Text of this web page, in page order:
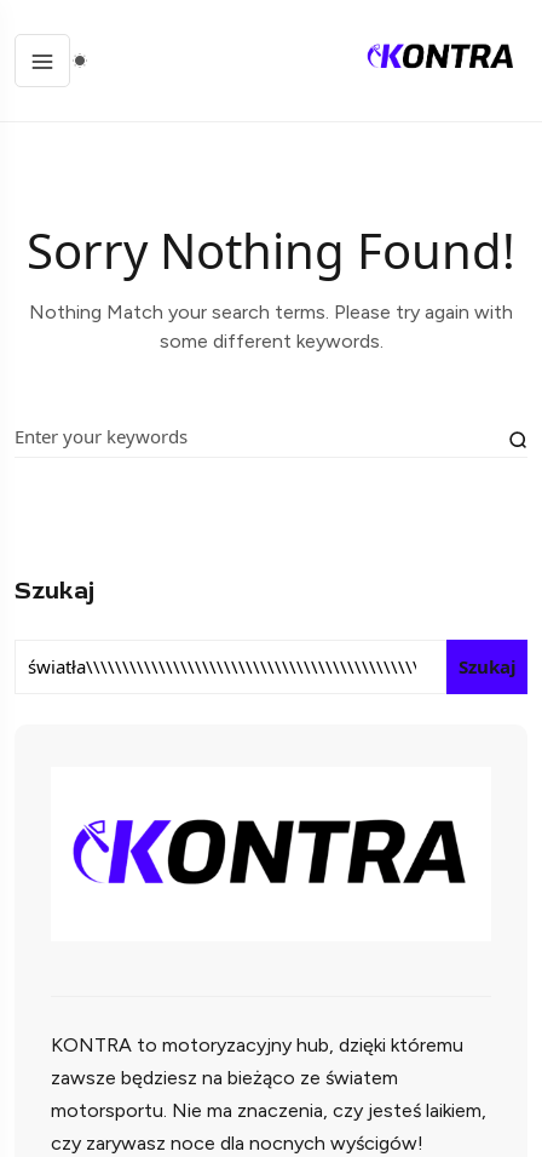
Sorry Nothing Found!
Nothing Match your search terms. Please try again with
some different keywords.
Szukaj
Szukaj
KONTRA to motoryzacyjny hub, dzięki któremu
zawsze będziesz na bieżąco ze światem
motorsportu. Nie ma znaczenia, czy jesteś laikiem,
czy zarywasz noce dla nocnych wyścigów!